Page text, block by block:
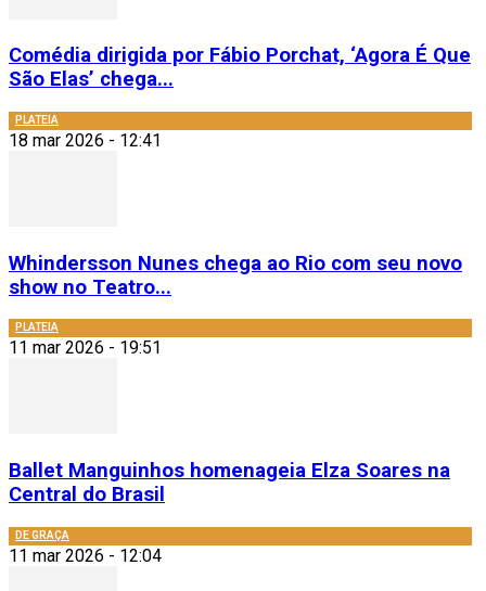
Comédia dirigida por Fábio Porchat, ‘Agora É Que
São Elas’ chega...
PLATEIA
18 mar 2026 - 12:41
Whindersson Nunes chega ao Rio com seu novo
show no Teatro...
PLATEIA
11 mar 2026 - 19:51
Ballet Manguinhos homenageia Elza Soares na
Central do Brasil
DE GRAÇA
11 mar 2026 - 12:04